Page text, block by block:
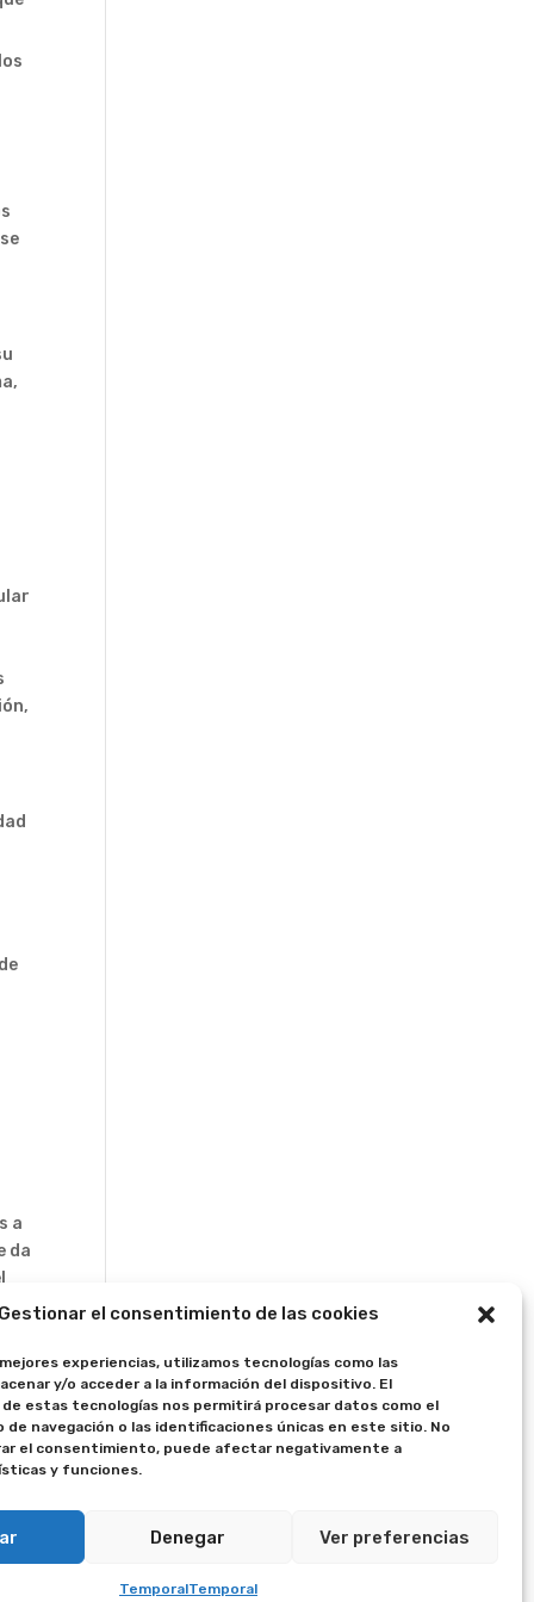
Gestionar el consentimiento de las cookies
experiencias, utilizamos tecnologías como las
y/o acceder a la información del dispositivo. El
estas tecnologías nos permitirá procesar datos como el
navegación o las identificaciones únicas en este sitio. No
el consentimiento, puede afectar negativamente a
y funciones.
Denegar Ver preferencias
TemporalTemporal
a
da